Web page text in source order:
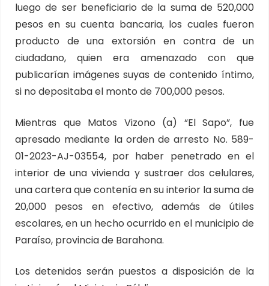
luego de ser beneficiario de la suma de 520,000
pesos en su cuenta bancaria, los cuales fueron
producto de una extorsión en contra de un
ciudadano, quien era amenazado con que
publicarían imágenes suyas de contenido íntimo,
si no depositaba el monto de 700,000 pesos.
Mientras que Matos Vizono (a) “El Sapo”, fue
apresado mediante la orden de arresto No. 589-
01-2023-AJ-03554, por haber penetrado en el
interior de una vivienda y sustraer dos celulares,
una cartera que contenía en su interior la suma de
20,000 pesos en efectivo, además de útiles
escolares, en un hecho ocurrido en el municipio de
Paraíso, provincia de Barahona.
Los detenidos serán puestos a disposición de la